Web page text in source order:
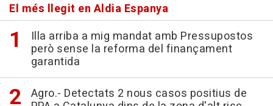
El més llegit en Aldia Espanya
Illa arriba a mig mandat amb Pressupostos
però sense la reforma del finançament
garantida
Agro.- Detectats 2 nous casos positius de